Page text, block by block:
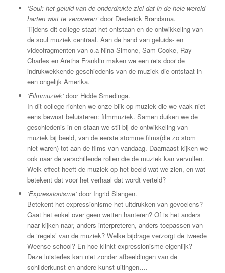
‘Soul: het geluid van de onderdrukte ziel dat in de hele wereld
harten wist te veroveren’door Diederick Brandsma.
Tijdens dit college staat het ontstaan en de ontwikkeling van
de soul muziek centraal. Aan de hand van geluids- en
videofragmenten van o.a Nina Simone, Sam Cooke, Ray
Charles en Aretha Franklin maken we een reis door de
indrukwekkende geschiedenis van de muziek die ontstaat in
een ongelijk Amerika.
‘Filmmuziek’door Hidde Smedinga.
In dit college richten we onze blik op muziek die we vaak niet
eens bewust beluisteren: filmmuziek. Samen duiken we de
geschiedenis in en staan we stil bij de ontwikkeling van
muziek bij beeld, van de eerste stomme films(die zo stom
niet waren) tot aan de films van vandaag. Daarnaast kijken we
ook naar de verschillende rollen die de muziek kan vervullen.
Welk effect heeft de muziek op het beeld wat we zien, en wat
betekent dat voor het verhaal dat wordt verteld?
‘Expressionisme’door Ingrid Slangen.
Betekent het expressionisme het uitdrukken van gevoelens?
Gaat het enkel over geen wetten hanteren? Of is het anders
naar kijken naar, anders interpreteren, anders toepassen van
de ‘regels’ van de muziek? Welke bijdrage verzorgt de tweede
Weense school? En hoe klinkt expressionisme eigenlijk?
Deze luisterles kan niet zonder afbeeldingen van de
schilderkunst en andere kunst uitingen….